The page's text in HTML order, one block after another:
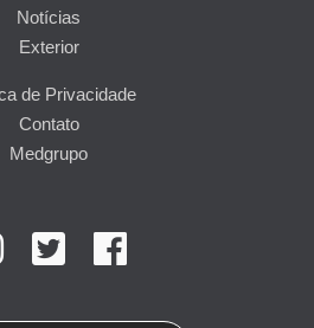
Notícias
Exterior
de Privacidade
Contato
Medgrupo